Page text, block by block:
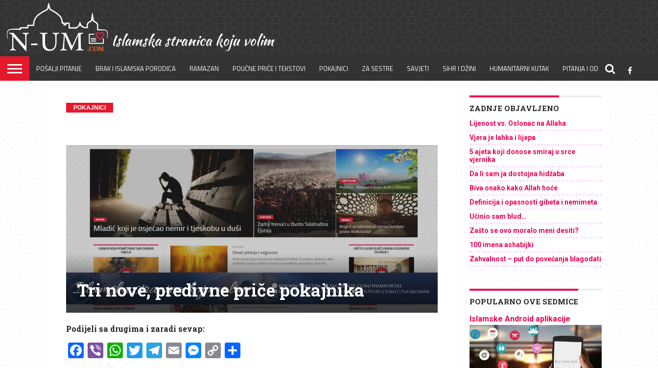
POŠALJI PITANJE BRAK I ISLAMSKA PORODICA RAMAZAN POUČNE PRIČE I TEKSTOVI POKAJNICI ZA SESTRE SAVJETI SIHR I DŽINI HUMANITARNI KUTAK PITANJA I ODGOVORI
POKAJNICI
Tri nove, predivne priče pokajnika
Podijeli sa drugima i zaradi sevap:
Facebook
ViberWhatsApp
Twitter
Telegram
EmailMessenger
CopyShare
ZADNJE OBJAVLJENO
Lijenost vs. Oslonac na Allaha
Vjera je lahka i lijepa
5 ajeta koji donose smiraj u srce
vjernika
Da li sam ja dostojna hidžaba
Biva onako kako Allah hoće
Definicija i opasnosti gibeta i nemimeta
Učinio sam blud…
Zašto se ovo moralo meni desiti?
100 imena ashabijki
Zahvalnost – put do povećanja blagodati
POPULARNO OVE SEDMICE
Islamske Android aplikacije